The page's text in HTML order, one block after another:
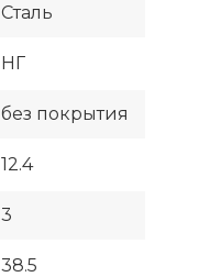
Сталь
НГ
без покрытия
12.4
3
38.5